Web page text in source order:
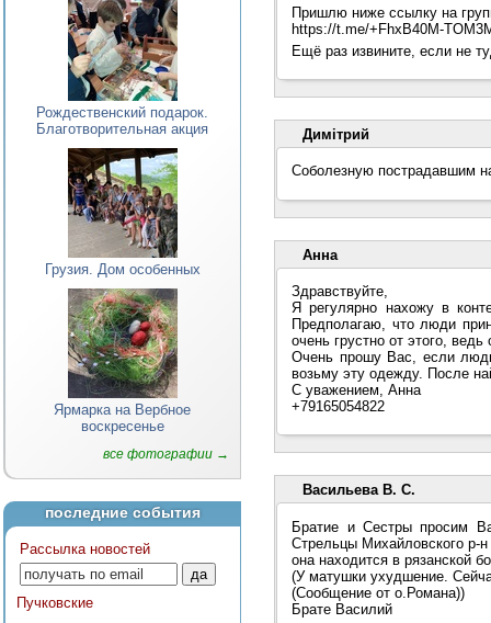
Рождественский подарок.
Благотворительная акция
Грузия. Дом особенных
Ярмарка на Вербное
воскресенье
все фотографии →
последние события
Рассылка новостей
Пучковские
Пришлю ниже ссылку на
https://t.me/+FhxB40M-
Ещё раз извините, если не
Димiтрий
Соболезную пострадавшим
Анна
Здравствуйте,
Я регулярно нахожу в
Предполагаю, что люди
очень грустно от этого,
Очень прошу Вас, если
возьму эту одежду. После
С уважением, Анна
+79165054822
Васильева В. С.
Братие и Сестры просим
Стрельцы Михайловского р-н
она находится в рязанской
(У матушки ухудшение.
(Сообщение от о.Романа))
Брате Василий